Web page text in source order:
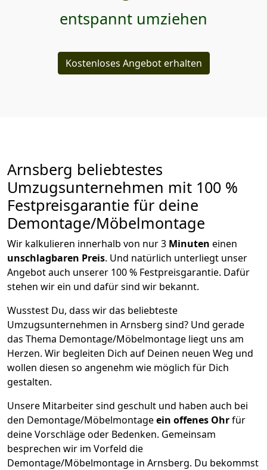
entspannt umziehen
Kostenloses Angebot erhalten
Arnsberg beliebtestes
Umzugsunternehmen mit 100 %
Festpreisgarantie für deine
Demontage/Möbelmontage
Wir kalkulieren innerhalb von nur 3 Minuten einen
unschlagbaren Preis. Und natürlich unterliegt unser
Angebot auch unserer 100 % Festpreisgarantie. Dafür
stehen wir ein und dafür sind wir bekannt.
Wusstest Du, dass wir das beliebteste
Umzugsunternehmen in Arnsberg sind? Und gerade
das Thema Demontage/Möbelmontage liegt uns am
Herzen. Wir begleiten Dich auf Deinen neuen Weg und
wollen diesen so angenehm wie möglich für Dich
gestalten.
Unsere Mitarbeiter sind geschult und haben auch bei
den Demontage/Möbelmontageein offenes Ohrfür
deine Vorschläge oder Bedenken. Gemeinsam
besprechen wir im Vorfeld die
Demontage/Möbelmontage in Arnsberg. Du bekommst